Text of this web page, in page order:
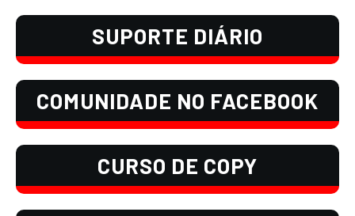
SUPORTE DIÁRIO
COMUNIDADE NO FACEBOOK
CURSO DE COPY